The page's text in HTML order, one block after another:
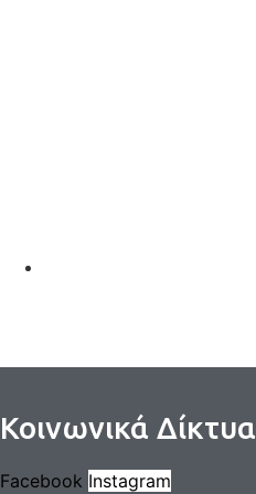
Κοινωνικά Δίκτυα
Facebook Instagram